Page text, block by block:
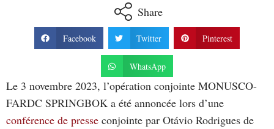
Share
Facebook Twitter Pinterest
WhatsApp
Le 3 novembre 2023, l’opération conjointe MONUSCO-
FARDC SPRINGBOK a été annoncée lors d’une
conférence de presse conjointe par Otávio Rodrigues de